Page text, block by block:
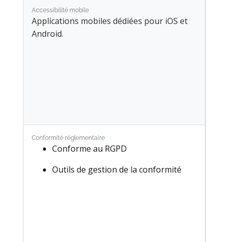
Employés
Parc automobile
Marketing Social
E-mail Marketing
Accessibilité mobile
Applications mobiles dédiées pour iOS et
Android.
Conformité réglementaire
Conforme au RGPD
Outils de gestion de la conformité